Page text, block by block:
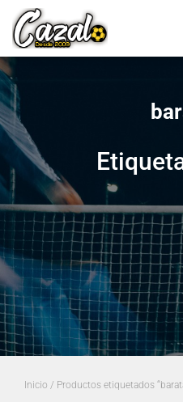
Inicio / Productos etiquetados